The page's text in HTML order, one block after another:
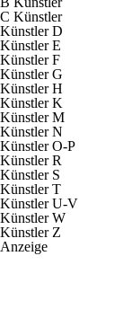
C Künstler
Künstler D
Künstler E
Künstler F
Künstler G
Künstler H
Künstler K
Künstler M
Künstler N
Künstler O-P
Künstler R
Künstler S
Künstler T
Künstler U-V
Künstler W
Künstler Z
Anzeige